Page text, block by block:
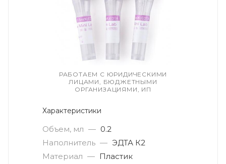
РАБОТАЕМ С ЮРИДИЧЕСКИМИ
ЛИЦАМИ, БЮДЖЕТНЫМИ
ОРГАНИЗАЦИЯМИ, ИП
Характеристики
Объем, мл — 0.2
Наполнитель — ЭДТА К2
Материал — Пластик